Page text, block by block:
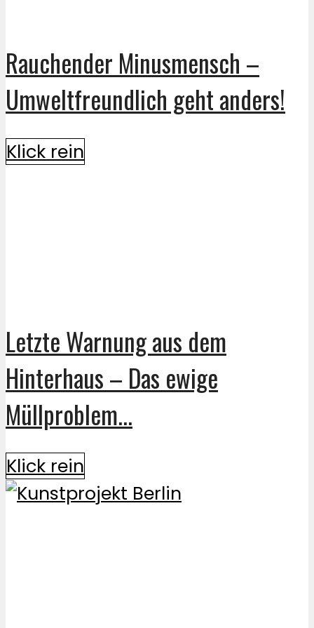
Rauchender Minusmensch –
Umweltfreundlich geht anders!
Klick rein
Letzte Warnung aus dem
Hinterhaus – Das ewige
Müllproblem...
Klick rein